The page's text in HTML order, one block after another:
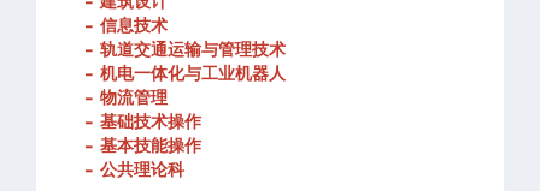
-建筑施工
- 建筑设计
- 信息技术
- 轨道交通运输与管理技术
- 机电一体化与工业机器人
- 物流管理
- 基础技术操作
- 基本技能操作